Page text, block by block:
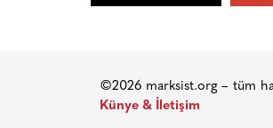
©2026 marksist.org – tüm
Künye & İletişim